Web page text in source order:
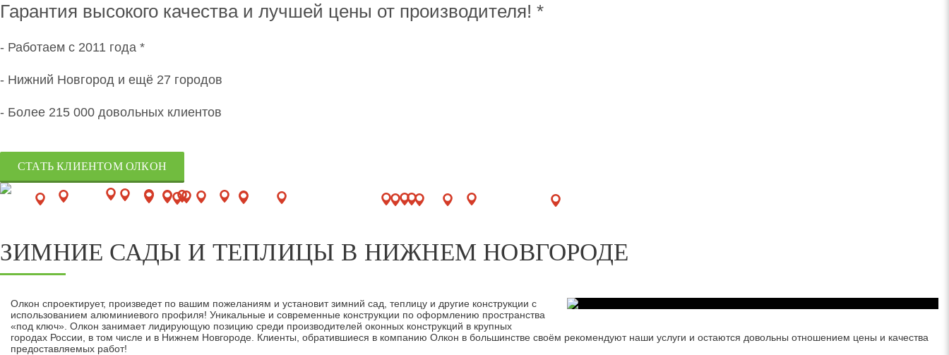
Гарантия высокого качества и лучшей цены от производителя! *
- Работаем с 2011 года *
- Нижний Новгород и ещё 27 городов
- Более 215 000 довольных клиентов
СТАТЬ КЛИЕНТОМ ОЛКОН
ЗИМНИЕ САДЫ И ТЕПЛИЦЫ В НИЖНЕМ НОВГОРОДЕ
Олкон спроектирует, произведет по вашим пожеланиям и установит зимний сад, теплицу и другие конструкции с
использованием алюминиевого профиля! Уникальные и современные конструкции по оформлению пространства
«под ключ». Олкон занимает лидирующую позицию среди производителей оконных конструкций в крупных
городах России, в том числе и в Нижнем Новгороде. Клиенты, обратившиеся в компанию Олкон в большинстве своём рекомендуют наши услуги и остаются довольны отношением цены и качества
предоставляемых работ!